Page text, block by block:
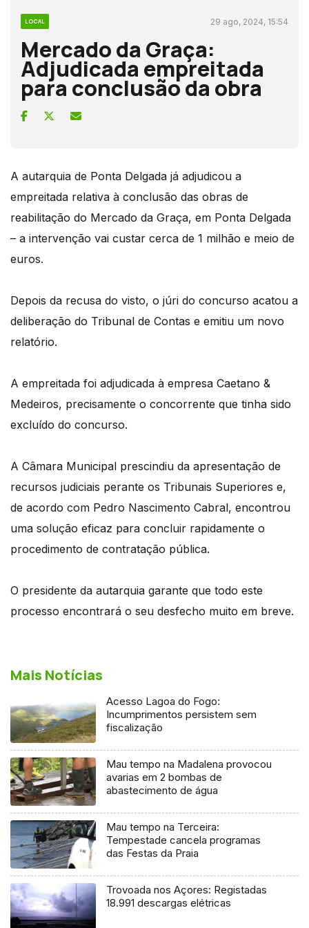
LOCAL 29 ago, 2024, 15:54
Mercado da Graça:
Adjudicada empreitada
para conclusão da obra
A autarquia de Ponta Delgada já adjudicou a
empreitada relativa à conclusão das obras de
reabilitação do Mercado da Graça, em Ponta Delgada
– a intervenção vai custar cerca de 1 milhão e meio de
euros.
Depois da recusa do visto, o júri do concurso acatou a
deliberação do Tribunal de Contas e emitiu um novo
relatório.
A empreitada foi adjudicada à empresa Caetano &
Medeiros, precisamente o concorrente que tinha sido
excluído do concurso.
A Câmara Municipal prescindiu da apresentação de
recursos judiciais perante os Tribunais Superiores e,
de acordo com Pedro Nascimento Cabral, encontrou
uma solução eficaz para concluir rapidamente o
procedimento de contratação pública.
O presidente da autarquia garante que todo este
processo encontrará o seu desfecho muito em breve.
Mais Notícias
Acesso Lagoa do Fogo:
Incumprimentos persistem sem
fiscalização
Mau tempo na Madalena provocou
avarias em 2 bombas de
abastecimento de água
Mau tempo na Terceira:
Tempestade cancela programas
das Festas da Praia
Trovoada nos Açores: Registadas
18.991 descargas elétricas